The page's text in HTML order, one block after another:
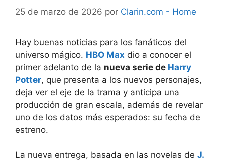
25 de marzo de 2026 por Clarin.com - Home
Hay buenas noticias para los fanáticos del
universo mágico. HBO Max dio a conocer el
primer adelanto de la nueva serie de Harry
Potter, que presenta a los nuevos personajes,
deja ver el eje de la trama y anticipa una
producción de gran escala, además de revelar
uno de los datos más esperados: su fecha de
estreno.
La nueva entrega, basada en las novelas de J.